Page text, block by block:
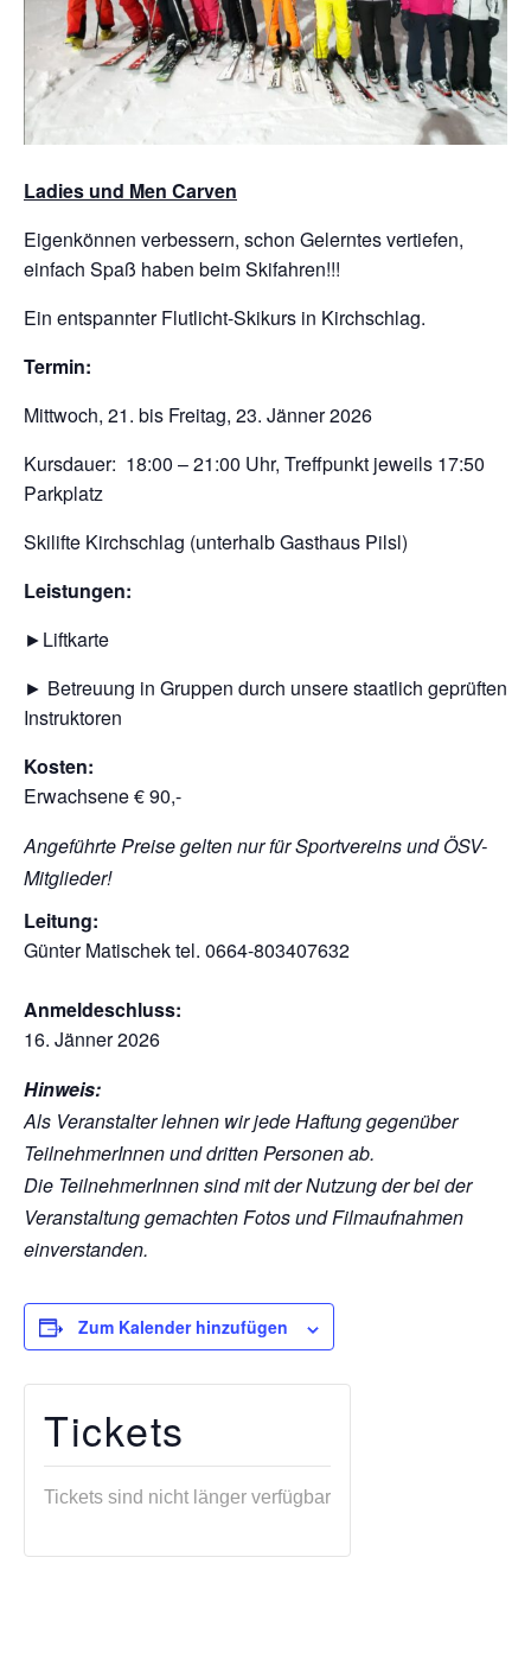
Ladies und Men Carven
Eigenkönnen verbessern, schon Gelerntes vertiefen,
einfach Spaß haben beim Skifahren!!!
Ein entspannter Flutlicht-Skikurs in Kirchschlag.
Termin:
Mittwoch, 21. bis Freitag, 23. Jänner 2026
Kursdauer: 18:00 – 21:00 Uhr, Treffpunkt jeweils 17:50
Parkplatz
Skilifte Kirchschlag (unterhalb Gasthaus Pilsl)
Leistungen:
►Liftkarte
► Betreuung in Gruppen durch unsere staatlich geprüften
Instruktoren
Kosten:
Erwachsene € 90,-
Angeführte Preise gelten nur für Sportvereins und ÖSV-
Mitglieder!
Leitung:
Günter Matischek tel. 0664-803407632
Anmeldeschluss:
16. Jänner 2026
Hinweis:
Als Veranstalter lehnen wir jede Haftung gegenüber
TeilnehmerInnen und dritten Personen ab.
Die TeilnehmerInnen sind mit der Nutzung der bei der
Veranstaltung gemachten Fotos und Filmaufnahmen
einverstanden.
Zum Kalender hinzufügen
Tickets
Tickets sind nicht länger verfügbar